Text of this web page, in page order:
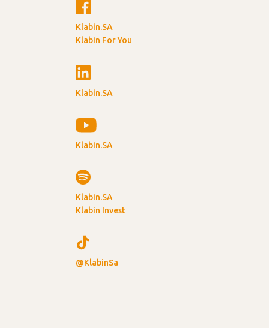
Klabin.SA
Klabin For You
Klabin.SA
Klabin.SA
Klabin.SA
Klabin Invest
@KlabinSa